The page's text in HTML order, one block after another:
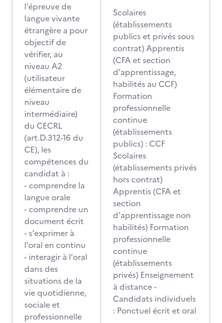
l'épreuve de
langue vivante
étrangère a pour
objectif de
vérifier, au
niveau A2
(utilisateur
élémentaire de
niveau
intermédiaire)
du CECRL
(art.D.312-16 du
CE), les
compétences du
candidat à :
- comprendre la
langue orale
- comprendre un
document écrit
- s'exprimer à
l'oral en continu
- interagir à l'oral
dans des
situations de la
vie quotidienne,
sociale et
professionnelle
Scolaires
(établissements
publics et privés sous
contrat) Apprentis
(CFA et section
d'apprentissage,
habilités au CCF)
Formation
professionnelle
continue
(établissements
publics) : CCF
Scolaires
(établissements privés
hors contrat)
Apprentis (CFA et
section
d'apprentissage non
habilités) Formation
professionnelle
continue
(établissements
privés) Enseignement
à distance -
Candidats individuels
: Ponctuel écrit et oral